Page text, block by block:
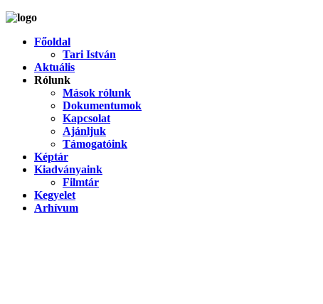
Főoldal
Tari István
Aktuális
Rólunk
Mások rólunk
Dokumentumok
Kapcsolat
Ajánljuk
Támogatóink
Képtár
Kiadványaink
Filmtár
Kegyelet
Arhívum